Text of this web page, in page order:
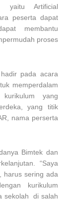
yaitu Artificial
peserta dapat
membantu
proses
pada acara
memperdalam
kurikulum yang
yang titik
nama perserta
Bimtek dan
“Saya
harus sering ada
kurikulum
sekolah di salah